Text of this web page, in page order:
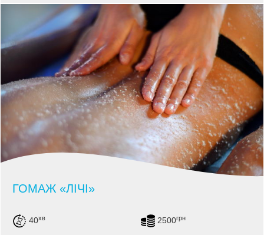
ГОМАЖ «ЛІЧІ»
40хв 2500грн